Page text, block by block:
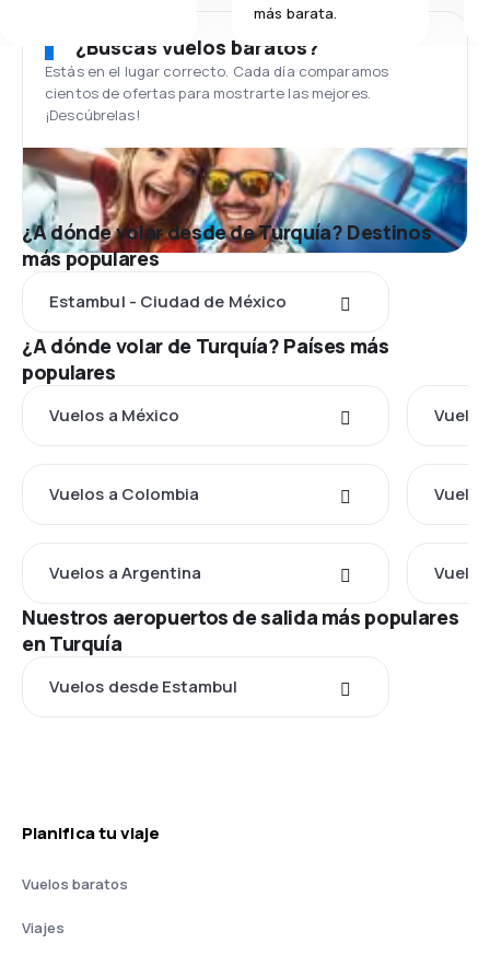
más barata.
¿Buscas vuelos baratos?
Estás en el lugar correcto. Cada día comparamos
cientos de ofertas para mostrarte las mejores.
¡Descúbrelas!
¿A dónde volar desde de Turquía? Destinos
más populares
Estambul - Ciudad de México
¿A dónde volar de Turquía? Países más
populares
Vuelos a México
Vuelos a Colombia
Vuelos a Argentina
Nuestros aeropuertos de salida más populares
en Turquía
Vuelos desde Estambul
Planifica tu viaje
Vuelos baratos
Viajes